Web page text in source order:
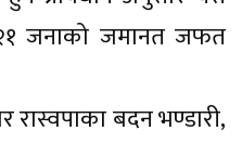
२१ जनाको जमानत जफत
रास्वपाका बदन भण्डारी,